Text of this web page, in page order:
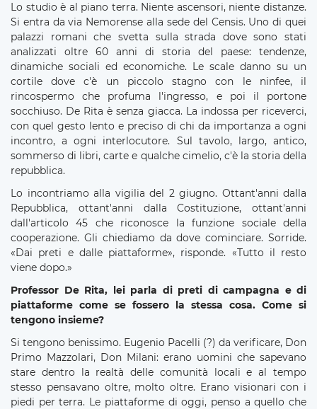
Lo studio è al piano terra. Niente ascensori, niente distanze.
Si entra da via Nemorense alla sede del Censis. Uno di quei
palazzi romani che svetta sulla strada dove sono stati
analizzati oltre 60 anni di storia del paese: tendenze,
dinamiche sociali ed economiche. Le scale danno su un
cortile dove c'è un piccolo stagno con le ninfee, il
rincospermo che profuma l'ingresso, e poi il portone
socchiuso. De Rita è senza giacca. La indossa per riceverci,
con quel gesto lento e preciso di chi da importanza a ogni
incontro, a ogni interlocutore. Sul tavolo, largo, antico,
sommerso di libri, carte e qualche cimelio, c'è la storia della
repubblica.
Lo incontriamo alla vigilia del 2 giugno. Ottant'anni dalla
Repubblica, ottant'anni dalla Costituzione, ottant'anni
dall'articolo 45 che riconosce la funzione sociale della
cooperazione. Gli chiediamo da dove cominciare. Sorride.
«Dai preti e dalle piattaforme», risponde. «Tutto il resto
viene dopo.»
Professor De Rita, lei parla di preti di campagna e di
piattaforme come se fossero la stessa cosa. Come si
tengono insieme?
Si tengono benissimo. Eugenio Pacelli (?) da verificare, Don
Primo Mazzolari, Don Milani: erano uomini che sapevano
stare dentro la realtà delle comunità locali e al tempo
stesso pensavano oltre, molto oltre. Erano visionari con i
piedi per terra. Le piattaforme di oggi, penso a quello che